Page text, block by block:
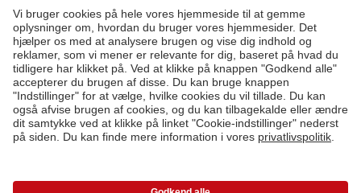
Om os
Fotoprodukter
Andre produkter
Kontakt kundeservice:78 79 78 08- Man-fre: 09:00-20:00 | Søn: 14:00-